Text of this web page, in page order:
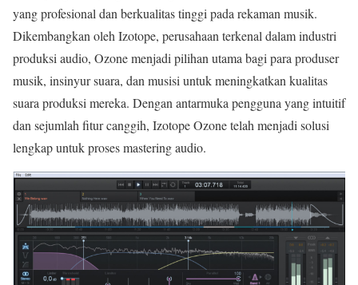
yang profesional dan berkualitas tinggi pada rekaman musik.
Dikembangkan oleh Izotope, perusahaan terkenal dalam industri
produksi audio, Ozone menjadi pilihan utama bagi para produser
musik, insinyur suara, dan musisi untuk meningkatkan kualitas
suara produksi mereka. Dengan antarmuka pengguna yang intuitif
dan sejumlah fitur canggih, Izotope Ozone telah menjadi solusi
lengkap untuk proses mastering audio.